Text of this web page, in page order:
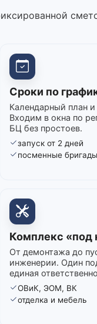
Сроки по
Календарный план и
Входим в окна по
БЦ без простоев.
запуск от 2 дней
посменные бригады
Комплекс «под
От демонтажа до
инженерии. Один
единая
ОВиК, ЭОМ, ВК
отделка и мебель